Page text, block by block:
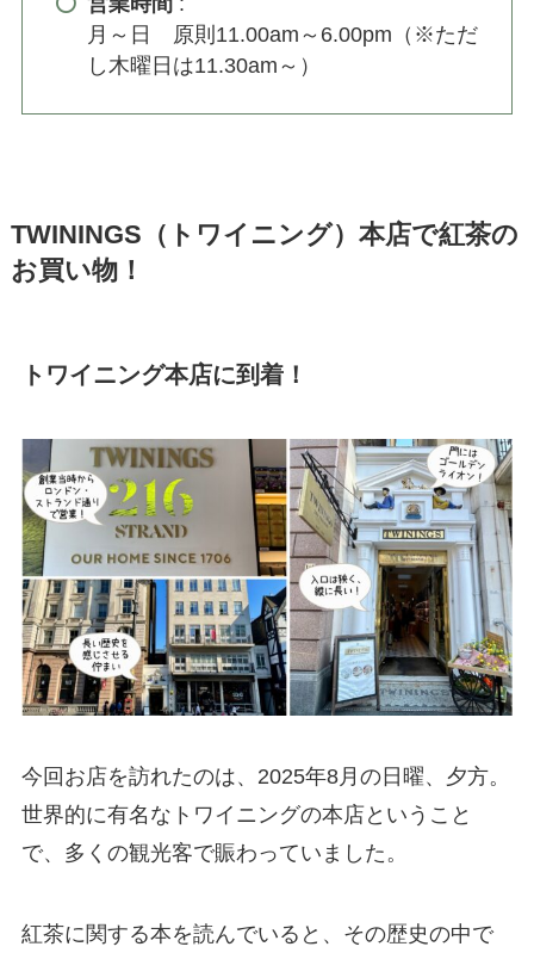
月～日 原則11.00am～6.00pm（※ただ
し木曜日は11.30am～）
TWININGS（トワイニング）本店で紅茶の
お買い物！
トワイニング本店に到着！
今回お店を訪れたのは、2025年8月の日曜、夕方。
世界的に有名なトワイニングの本店ということ
で、多くの観光客で賑わっていました。
紅茶に関する本を読んでいると、その歴史の中で